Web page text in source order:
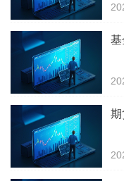
基
期